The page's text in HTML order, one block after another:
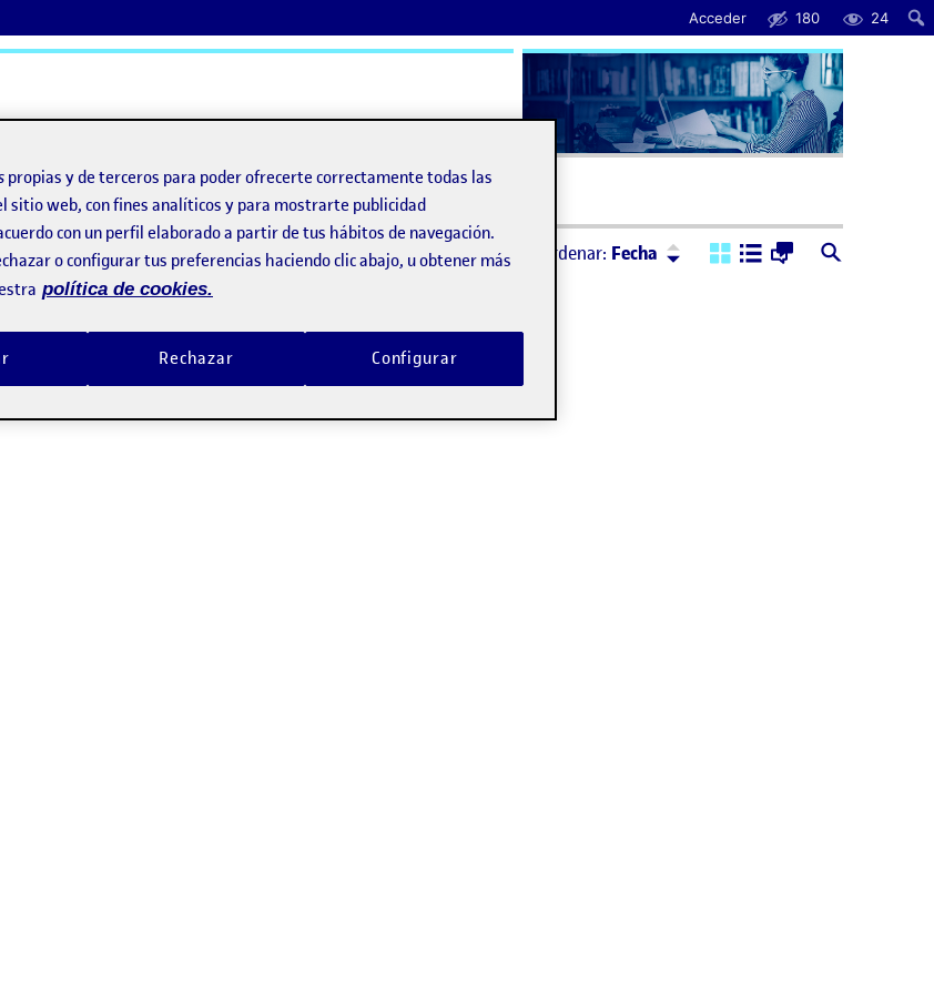
Acceder 180 24
Ayuda
Ordenar: Fecha Ordenar:Descendente
2 – Fase 1 : definir la comunidad
propias y de terceros para poder ofrecerte correctamente todas las
sitio web, con fines analíticos y para mostrarte publicidad
con un perfil elaborado a partir de tus hábitos de navegación.
o configurar tus preferencias haciendo clic abajo, u obtener más
política de cookies.
Rechazar Configurar